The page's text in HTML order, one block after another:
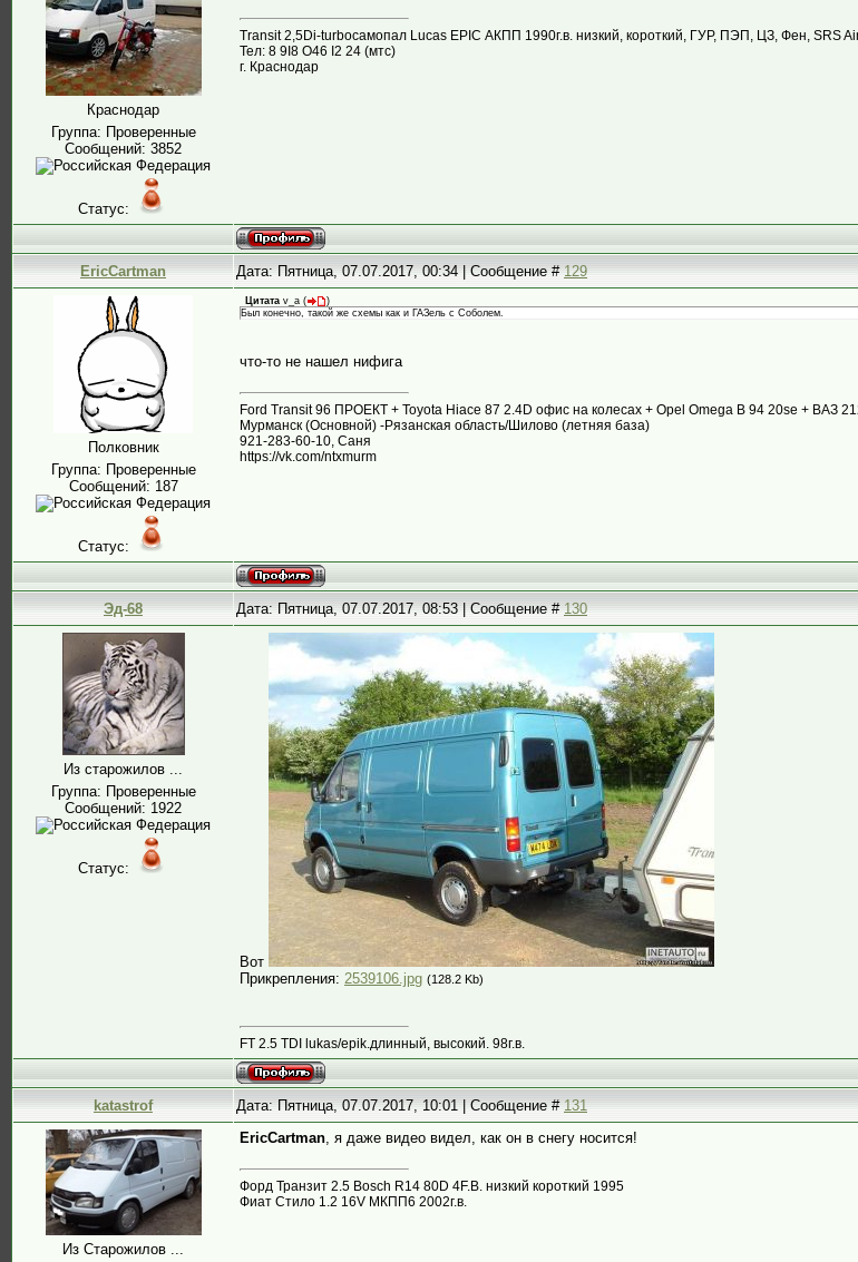
Краснодар
Группа: Проверенные
Сообщений: 3852
Статус:
Transit 2,5Di-turboсамопал Lucas EPIC АКПП 1990г.в. низкий, короткий, ГУР, ПЭП, ЦЗ, Фен, SRS
Тел: 8 9I8 О46 I2 24 (мтс)
г. Краснодар
EricCartman Дата: Пятница, 07.07.2017, 00:34 | Сообщение #129
Полковник
Группа: Проверенные
Сообщений: 187
Статус:
Цитата v_a (
)
Был конечно, такой же схемы как и ГАЗель с Соболем.
что-то не нашел нифига
Ford Transit 96 ПРОЕКТ + Toyota Hiace 87 2.4D офис на колесах + Opel Omega B 94 20se + ВАЗ
Мурманск (Основной) -Рязанская область/Шилово (летняя база)
921-283-60-10, Саня
https://vk.com/ntxmurm
Эд-68 Дата: Пятница, 07.07.2017, 08:53 | Сообщение #130
Из старожилов ...
Группа: Проверенные
Сообщений: 1922
Статус:
Вот
Прикрепления: 2539106.jpg (128.2 Kb)
FT 2.5 TDI lukas/epik.длинный, высокий. 98г.в.
katastrof Дата: Пятница, 07.07.2017, 10:01 | Сообщение #131
Из Старожилов ...
EricCartman, я даже видео видел, как он в снегу носится!
Форд Транзит 2.5 Bosch R14 80D 4F.B. низкий короткий 1995
Фиат Стило 1.2 16V МКПП6 2002г.в.